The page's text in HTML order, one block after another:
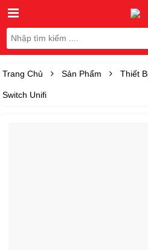
Trang Chủ Sản Phẩm Thiết
Switch Unifi